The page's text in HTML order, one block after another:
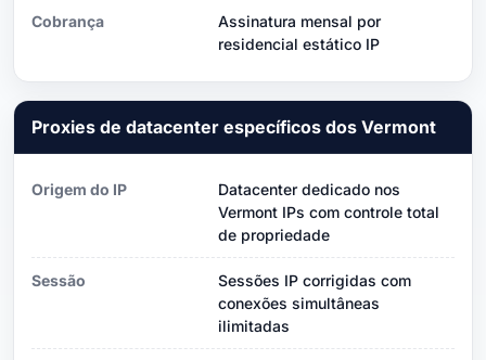
Cobrança
Assinatura mensal por
residencial estático IP
Proxies de datacenter específicos dos Vermont
Origem do IP
Datacenter dedicado nos
Vermont IPs com controle total
de propriedade
Sessão
Sessões IP corrigidas com
conexões simultâneas
ilimitadas